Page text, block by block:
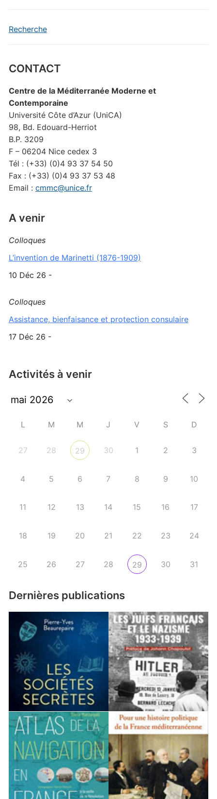
Recherche
CONTACT
Centre de la Méditerranée Moderne et
Contemporaine
Université Côte d’Azur (UniCA)
98, Bd. Edouard-Herriot
B.P. 3209
F – 06204 Nice cedex 3
Tél : (+33) (0)4 93 37 54 50
Fax : (+33) (0)4 93 37 53 48
Email : cmmc@unice.fr
A venir
Colloques
L’invention de Marinetti (1876-1909)
10 Déc 26 -
Colloques
Assistance, bienfaisance et protection consulaire
17 Déc 26 -
Activités à venir
L M M J V S D
27 28 29 30 1 2 3
4 5 6 7 8 9 10
11 12 13 14 15 16 17
18 19 20 21 22 23 24
25 26 27 28 29 30 31
Dernières publications